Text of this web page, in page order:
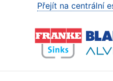
Přejít na centrální